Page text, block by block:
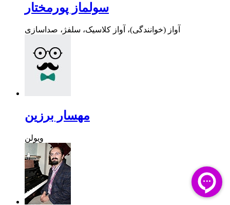
سولماز پورمختار
آواز (خوانندگی)، آواز کلاسیک، سلفژ، صداسازی
مهسار برزین
ویولن